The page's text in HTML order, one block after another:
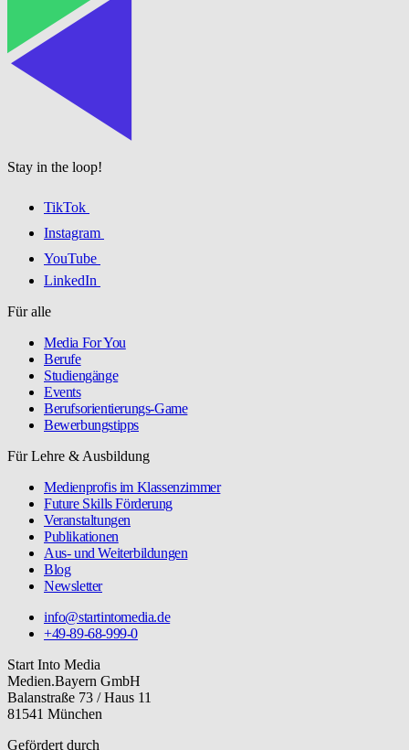
Stay in the loop!
TikTok
Instagram
YouTube
LinkedIn
Für alle
Media For You
Berufe
Studiengänge
Events
Berufsorientierungs-Game
Bewerbungstipps
Für Lehre & Ausbildung
Medienprofis im Klassenzimmer
Future Skills Förderung
Veranstaltungen
Publikationen
Aus- und Weiterbildungen
Blog
Newsletter
info@startintomedia.de
+49-89-68-999-0
Start Into Media
Medien.Bayern GmbH
Balanstraße 73 / Haus 11
81541 München
Gefördert durch